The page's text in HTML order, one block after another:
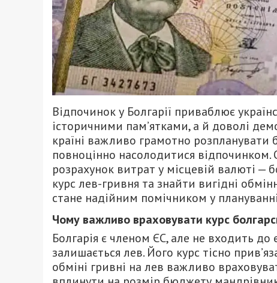
Відпочинок у Болгарії приваблює
історичними пам’ятками, а й доволі
країні важливо грамотно
повноцінно насолодитися
розрахунок витрат у місцевій валюті —
курс лев-гривня та знайти вигідні
стане надійним помічником у
Чому важливо враховувати курс
Болгарія є членом ЄС, але не входить
залишається лев. Його курс тісно
обміні гривні на лев важливо